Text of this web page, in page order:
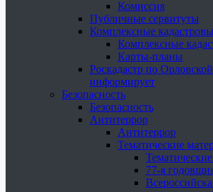
Комиссия
Публичные сервитуты
Комплексные
Комплексные
Карты-планы
Роскадастр по
информирует
Безопасность
Безопасность
Антитеррор
Антитеррор
Тематические
77-я